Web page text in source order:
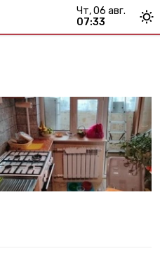
чт, 06 авг.
07:33